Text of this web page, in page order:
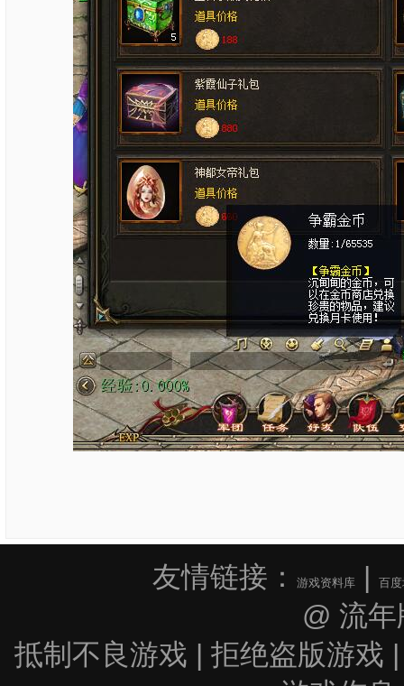
友情链接： 游戏资料库| 百
@ 流
抵制不良游戏 | 拒绝盗版游戏